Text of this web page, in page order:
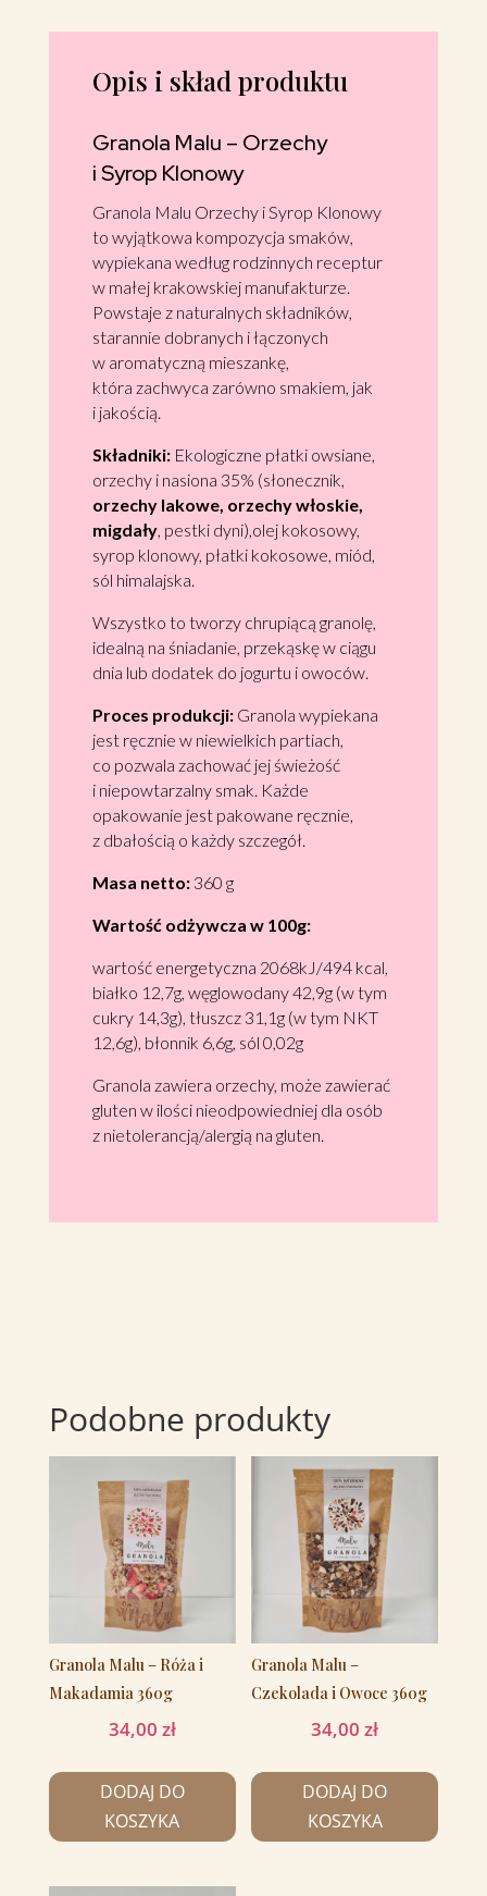
Opis i skład produktu
Granola Malu – Orzechy
i Syrop Klonowy
Granola Malu Orzechy i Syrop Klonowy
to wyjątkowa kompozycja smaków,
wypiekana według rodzinnych receptur
w małej krakowskiej manufakturze.
Powstaje z naturalnych składników,
starannie dobranych i łączonych
w aromatyczną mieszankę,
która zachwyca zarówno smakiem, jak
i jakością.
Składniki:Ekologiczne płatki owsiane,
orzechy i nasiona 35% (słonecznik,
orzechy lakowe, orzechy włoskie,
migdały, pestki dyni),olej kokosowy,
syrop klonowy, płatki kokosowe, miód,
sól himalajska.
Wszystko to tworzy chrupiącą granolę,
idealną na śniadanie, przekąskę w ciągu
dnia lub dodatek do jogurtu i owoców.
Proces produkcji:Granola wypiekana
jest ręcznie w niewielkich partiach,
co pozwala zachować jej świeżość
i niepowtarzalny smak. Każde
opakowanie jest pakowane ręcznie,
z dbałością o każdy szczegół.
Masa netto:360 g
Wartość odżywcza w 100g:
wartość energetyczna 2068kJ/494 kcal,
białko 12,7g, węglowodany 42,9g (w tym
cukry 14,3g), tłuszcz 31,1g (w tym NKT
12,6g), błonnik 6,6g, sól 0,02g
Granola zawiera orzechy, może zawierać
gluten w ilości nieodpowiedniej dla osób
z nietolerancją/alergią na gluten.
Podobne produkty
Granola Malu – Róża i
Makadamia 360g
34,00 zł
DODAJ DO
KOSZYKA
Granola Malu –
Czekolada i Owoce 360g
34,00zł
DODAJ DO
KOSZYKA